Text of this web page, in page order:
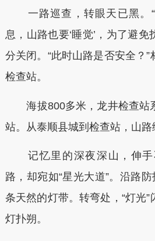
一路巡查，转眼天已黑。“
息，山路也要‘睡觉’，为了避
分关闭。“此时山路是否安全？
检查站。
海拔800多米，龙井检查站
站。从泰顺县城到检查站，山路
记忆里的深夜深山，伸手
路，却宛如“星光大道”。沿路
条天然的灯带。转弯处，“灯光
灯扑朔。